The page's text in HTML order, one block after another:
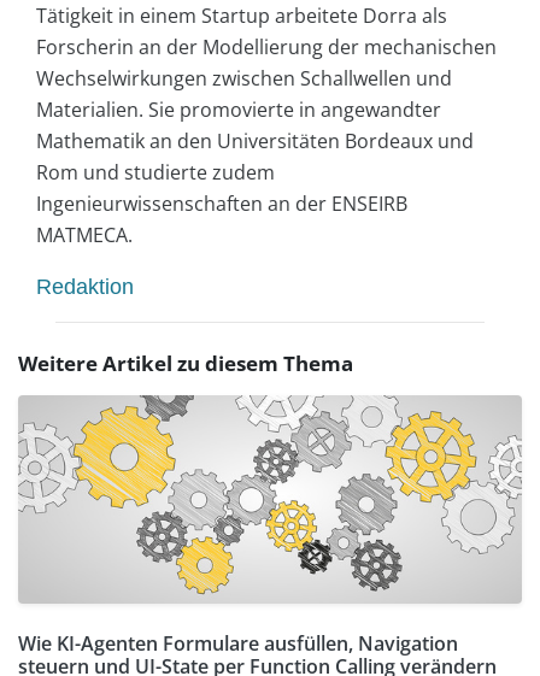
Tätigkeit in einem Startup arbeitete Dorra als
Forscherin an der Modellierung der mechanischen
Wechselwirkungen zwischen Schallwellen und
Materialien. Sie promovierte in angewandter
Mathematik an den Universitäten Bordeaux und
Rom und studierte zudem
Ingenieurwissenschaften an der ENSEIRB
MATMECA.
Redaktion
Weitere Artikel zu diesem Thema
Wie KI-Agenten Formulare ausfüllen, Navigation
steuern und UI-State per Function Calling verändern